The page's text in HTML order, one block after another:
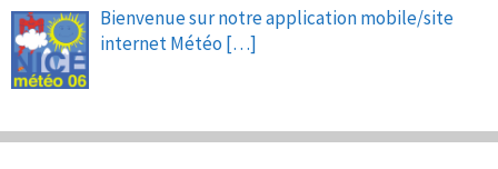
Bienvenue sur notre application mobile/site
internet Météo […]